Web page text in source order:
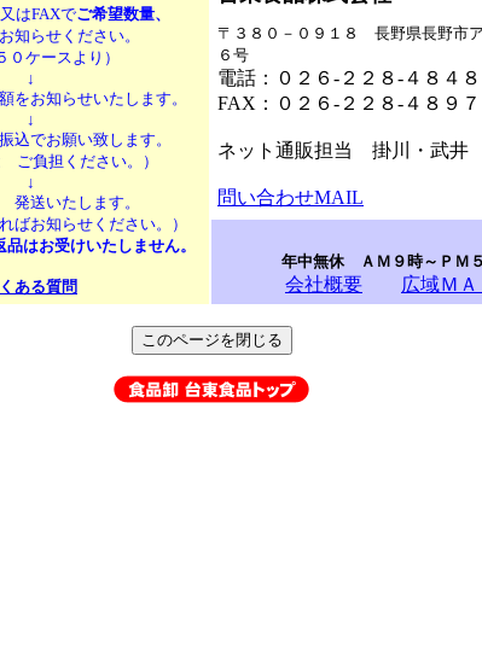
はFAXでご希望数量、
知らせください。
０ケースより）
↓
をお知らせいたします。
↓
込でお願い致します。
ご負担ください。）
↓
発送いたします。
ばお知らせください。）
はお受けいたしません。
ある質問
〒３８０－０９１８
長野県長野市
６号
電話：０２６-２２８-４８４８
FAX：０２６-２２８-４８９７
ネット通販担当 掛川・武井
問い合わせMAIL
年中無休 ＡＭ９時～ＰＭ
会社概要 広域Ｍ